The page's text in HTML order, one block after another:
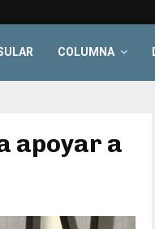
COLUMNA
apoyar a